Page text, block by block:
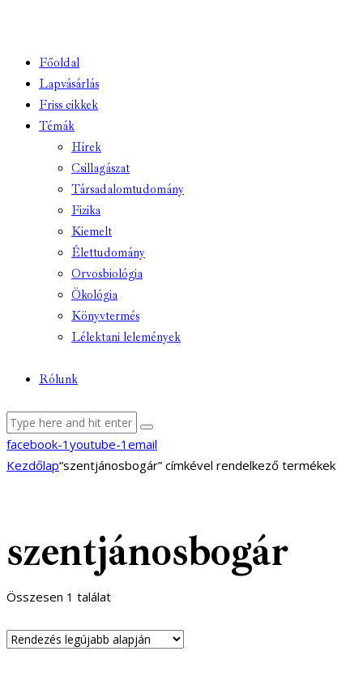
Főoldal
Lapvásárlás
Friss cikkek
Témák
Hírek
Csillagászat
Társadalomtudomány
Fizika
Kiemelt
Élettudomány
Orvosbiológia
Ökológia
Könyvtermés
Lélektani lelemények
Rólunk
facebook-1 youtube-1 email
Kezdőlap“szentjánosbogár” címkével rendelkező termékek
szentjánosbogár
Összesen 1 találat